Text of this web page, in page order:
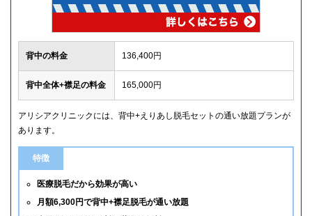
背中の料金 136,400円
背中全体+襟足の料金 165,000円
アリシアクリニックには、背中+えりあし脱毛セットの通い放題プランが
あります。
特徴
医療脱毛だから効果が高い
月額6,300円で背中+襟足脱毛が通い放題